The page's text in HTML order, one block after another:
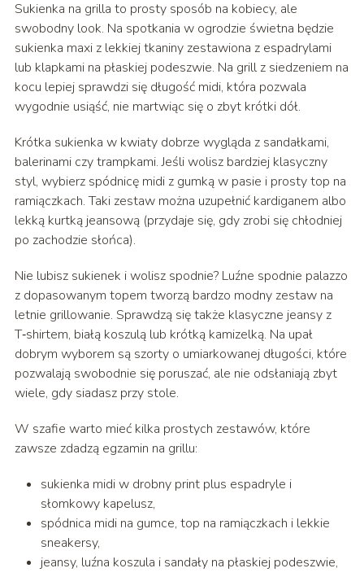
Sukienka na grilla to prosty sposób na kobiecy, ale
swobodny look. Na spotkania w ogrodzie świetna będzie
sukienka maxi z lekkiej tkaniny zestawiona z espadrylami
lub klapkami na płaskiej podeszwie. Na grill z siedzeniem na
kocu lepiej sprawdzi się długość midi, która pozwala
wygodnie usiąść, nie martwiąc się o zbyt krótki dół.
Krótka sukienka w kwiaty dobrze wygląda z sandałkami,
balerinami czy trampkami. Jeśli wolisz bardziej klasyczny
styl, wybierz spódnicę midi z gumką w pasie i prosty top na
ramiączkach. Taki zestaw można uzupełnić kardiganem albo
lekką kurtką jeansową (przydaje się, gdy zrobi się chłodniej
po zachodzie słońca).
Nie lubisz sukienek i wolisz spodnie? Luźne spodnie palazzo
z dopasowanym topem tworzą bardzo modny zestaw na
letnie grillowanie. Sprawdzą się także klasyczne jeansy z
T‑shirtem, białą koszulą lub krótką kamizelką. Na upał
dobrym wyborem są szorty o umiarkowanej długości, które
pozwalają swobodnie się poruszać, ale nie odsłaniają zbyt
wiele, gdy siadasz przy stole.
W szafie warto mieć kilka prostych zestawów, które
zawsze zdadzą egzamin na grillu:
sukienka midi w drobny print plus espadryle i
słomkowy kapelusz,
spódnica midi na gumce, top na ramiączkach i lekkie
sneakersy,
jeansy, luźna koszula i sandały na płaskiej podeszwie,